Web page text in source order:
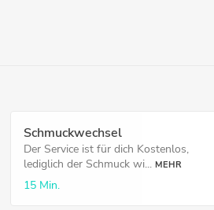
Schmuckwechsel
Der Service ist für dich Kostenlos,
lediglich der Schmuck wi... MEHR
15 Min.